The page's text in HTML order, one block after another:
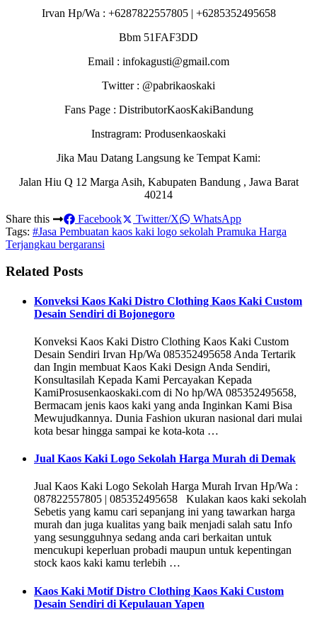
Irvan Hp/Wa : +6287822557805 | +6285352495658
Bbm 51FAF3DD
Email : infokagusti@gmail.com
Twitter : @pabrikaoskaki
Fans Page : DistributorKaosKakiBandung
Instragram: Produsenkaoskaki
Jika Mau Datang Langsung ke Tempat Kami:
Jalan Hiu Q 12 Marga Asih, Kabupaten Bandung , Jawa Barat
40214
Share this
Facebook Twitter/X
WhatsApp
Tags: #Jasa Pembuatan kaos kaki logo sekolah Pramuka Harga
Terjangkau bergaransi
Related Posts
Konveksi Kaos Kaki Distro Clothing Kaos Kaki Custom
Desain Sendiri di Bojonegoro
Konveksi Kaos Kaki Distro Clothing Kaos Kaki Custom
Desain Sendiri Irvan Hp/Wa 085352495658 Anda Tertarik
dan Ingin membuat Kaos Kaki Design Anda Sendiri,
Konsultasilah Kepada Kami Percayakan Kepada
KamiProsusenkaoskaki.com di No hp/WA 085352495658,
Bermacam jenis kaos kaki yang anda Inginkan Kami Bisa
Mewujudkannya. Dunia Fashion ukuran nasional dari mulai
kota besar hingga sampai ke kota-kota …
Jual Kaos Kaki Logo Sekolah Harga Murah di Demak
Jual Kaos Kaki Logo Sekolah Harga Murah Irvan Hp/Wa :
087822557805 | 085352495658 Kulakan kaos kaki sekolah
Sebetis yang kamu cari sepanjang ini yang tawarkan harga
murah dan juga kualitas yang baik menjadi salah satu Info
yang sesungguhnya sedang anda cari berkaitan untuk
mencukupi keperluan probadi maupun untuk kepentingan
stock kaos kaki kamu terlebih …
Kaos Kaki Motif Distro Clothing Kaos Kaki Custom
Desain Sendiri di Kepulauan Yapen